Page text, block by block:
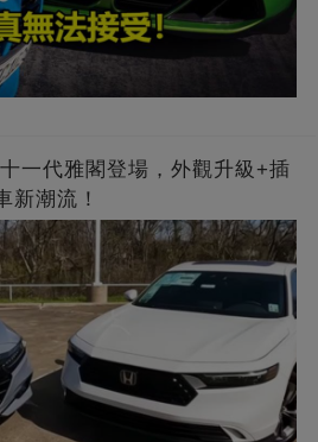
一代雅閣登場，外觀升級+插
新潮流！